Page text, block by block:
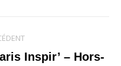
Inspir’ – Hors-